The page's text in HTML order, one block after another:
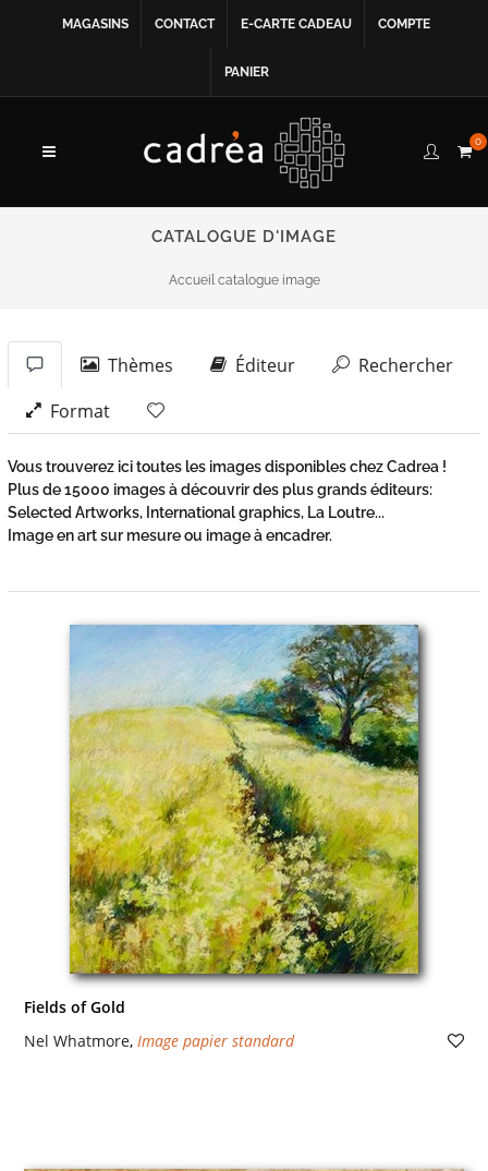
MAGASINS CONTACT E-CARTE CADEAU COMPTE
PANIER
0
CATALOGUE D'IMAGE
Accueil catalogue image
Thèmes Éditeur
Rechercher
Format
Vous trouverez ici toutes les images disponibles chez Cadrea !
Plus de 15000 images à découvrir des plus grands éditeurs:
Selected Artworks, International graphics, La Loutre...
Image en art sur mesure ou image à encadrer.
Fields of Gold
Nel Whatmore, Image papier standard